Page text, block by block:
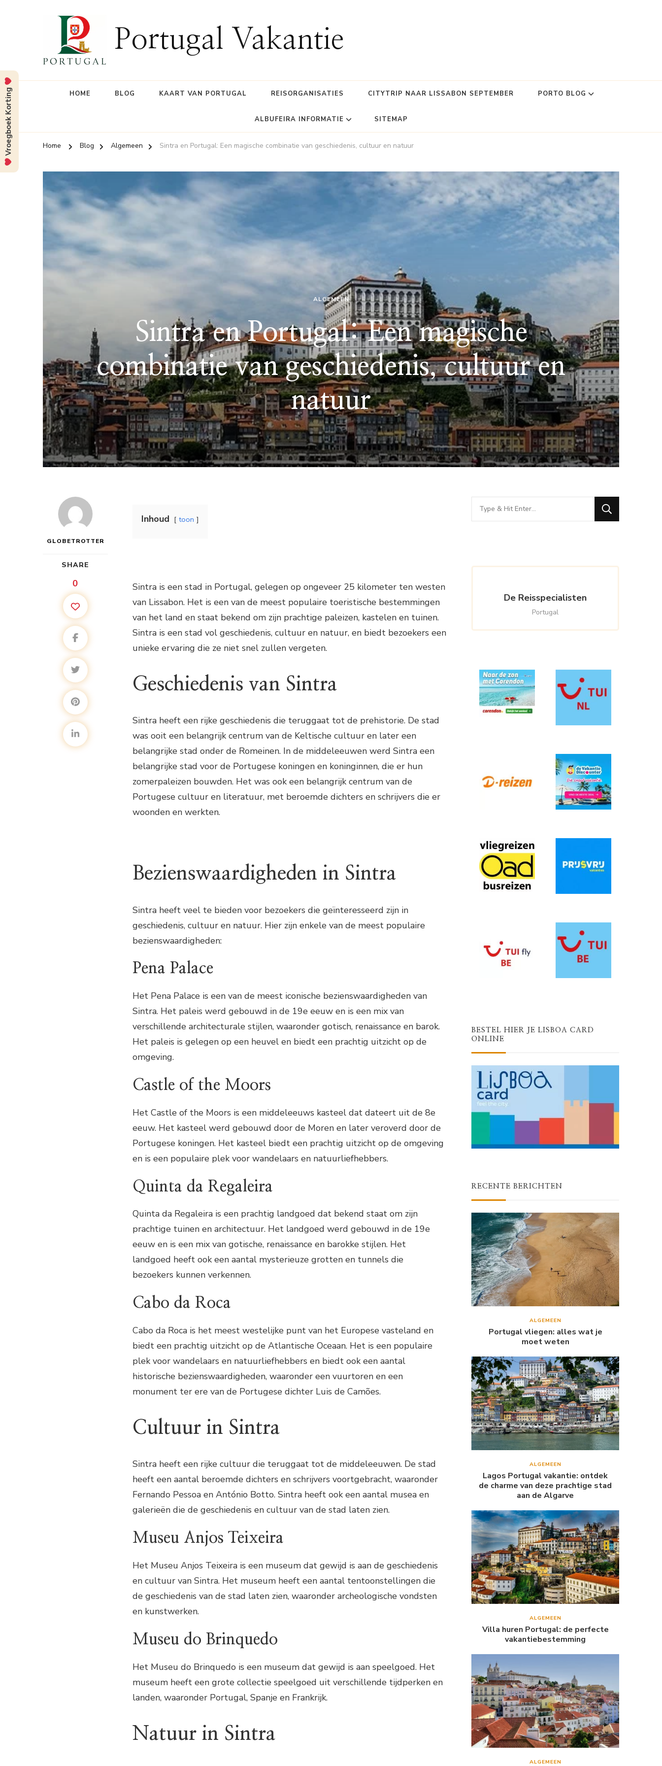
Portugal Vakantie
HOME BLOG KAART VAN PORTUGAL REISORGANISATIES CITYTRIP NAAR LISSABON SEPTEMBER PORTO BLOG
ALBUFEIRA INFORMATIE SITEMAP
Home Blog Algemeen Sintra en Portugal: Een magische combinatie van geschiedenis, cultuur en natuur
ALGEMEEN
Sintra en Portugal: Een magische
combinatie van geschiedenis, cultuur en
natuur
GLOBETROTTER
SHARE
0
Inhoud toon
Sintra is een stad in Portugal, gelegen op ongeveer 25 kilometer ten westen
van Lissabon. Het is een van de meest populaire toeristische bestemmingen
van het land en staat bekend om zijn prachtige paleizen, kastelen en tuinen.
Sintra is een stad vol geschiedenis, cultuur en natuur, en biedt bezoekers een
unieke ervaring die ze niet snel zullen vergeten.
Geschiedenis van Sintra
Sintra heeft een rijke geschiedenis die teruggaat tot de prehistorie. De stad
was ooit een belangrijk centrum van de Keltische cultuur en later een
belangrijke stad onder de Romeinen. In de middeleeuwen werd Sintra een
belangrijke stad voor de Portugese koningen en koninginnen, die er hun
zomerpaleizen bouwden. Het was ook een belangrijk centrum van de
Portugese cultuur en literatuur, met beroemde dichters en schrijvers die er
woonden en werkten.
Bezienswaardigheden in Sintra
Sintra heeft veel te bieden voor bezoekers die geïnteresseerd zijn in
geschiedenis, cultuur en natuur. Hier zijn enkele van de meest populaire
bezienswaardigheden:
Pena Palace
Het Pena Palace is een van de meest iconische bezienswaardigheden van
Sintra. Het paleis werd gebouwd in de 19e eeuw en is een mix van
verschillende architecturale stijlen, waaronder gotisch, renaissance en barok.
Het paleis is gelegen op een heuvel en biedt een prachtig uitzicht op de
omgeving.
Castle of the Moors
Het Castle of the Moors is een middeleeuws kasteel dat dateert uit de 8e
eeuw. Het kasteel werd gebouwd door de Moren en later veroverd door de
Portugese koningen. Het kasteel biedt een prachtig uitzicht op de omgeving
en is een populaire plek voor wandelaars en natuurliefhebbers.
Quinta da Regaleira
Quinta da Regaleira is een prachtig landgoed dat bekend staat om zijn
prachtige tuinen en architectuur. Het landgoed werd gebouwd in de 19e
eeuw en is een mix van gotische, renaissance en barokke stijlen. Het
landgoed heeft ook een aantal mysterieuze grotten en tunnels die
bezoekers kunnen verkennen.
Cabo da Roca
Cabo da Roca is het meest westelijke punt van het Europese vasteland en
biedt een prachtig uitzicht op de Atlantische Oceaan. Het is een populaire
plek voor wandelaars en natuurliefhebbers en biedt ook een aantal
historische bezienswaardigheden, waaronder een vuurtoren en een
monument ter ere van de Portugese dichter Luis de Camões.
Cultuur in Sintra
Sintra heeft een rijke cultuur die teruggaat tot de middeleeuwen. De stad
heeft een aantal beroemde dichters en schrijvers voortgebracht, waaronder
Fernando Pessoa en António Botto. Sintra heeft ook een aantal musea en
galerieën die de geschiedenis en cultuur van de stad laten zien.
Museu Anjos Teixeira
Het Museu Anjos Teixeira is een museum dat gewijd is aan de geschiedenis
en cultuur van Sintra. Het museum heeft een aantal tentoonstellingen die
de geschiedenis van de stad laten zien, waaronder archeologische vondsten
en kunstwerken.
Museu do Brinquedo
Het Museu do Brinquedo is een museum dat gewijd is aan speelgoed. Het
museum heeft een grote collectie speelgoed uit verschillende tijdperken en
landen, waaronder Portugal, Spanje en Frankrijk.
Natuur in Sintra
Looking
for
De Reisspecialisten
Portugal
BESTEL HIER JE LISBOA CARD
ONLINE
RECENTE BERICHTEN
ALGEMEEN
Portugal vliegen: alles wat je
moet weten
ALGEMEEN
Lagos Portugal vakantie: ontdek
de charme van deze prachtige stad
aan de Algarve
ALGEMEEN
Villa huren Portugal: de perfecte
vakantiebestemming
ALGEMEEN
Vroegboek Korting